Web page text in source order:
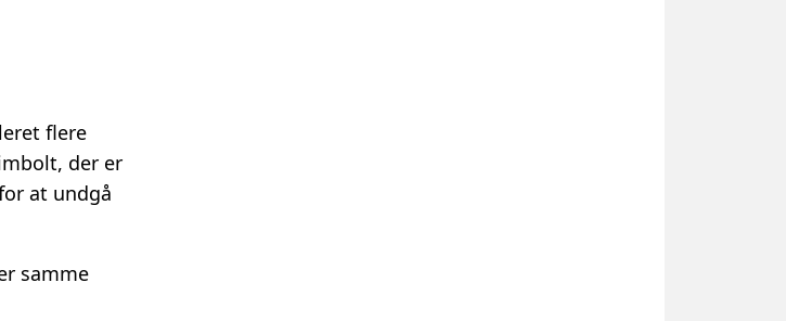
flere
der er
at undgå
samme